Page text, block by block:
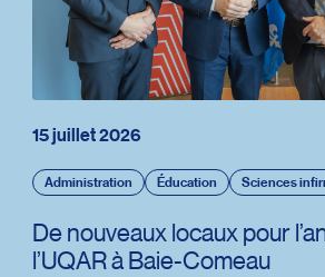
15 juillet 2026
Administration Éducation Sciences
De nouveaux locaux pour
l’UQAR à Baie-Comeau